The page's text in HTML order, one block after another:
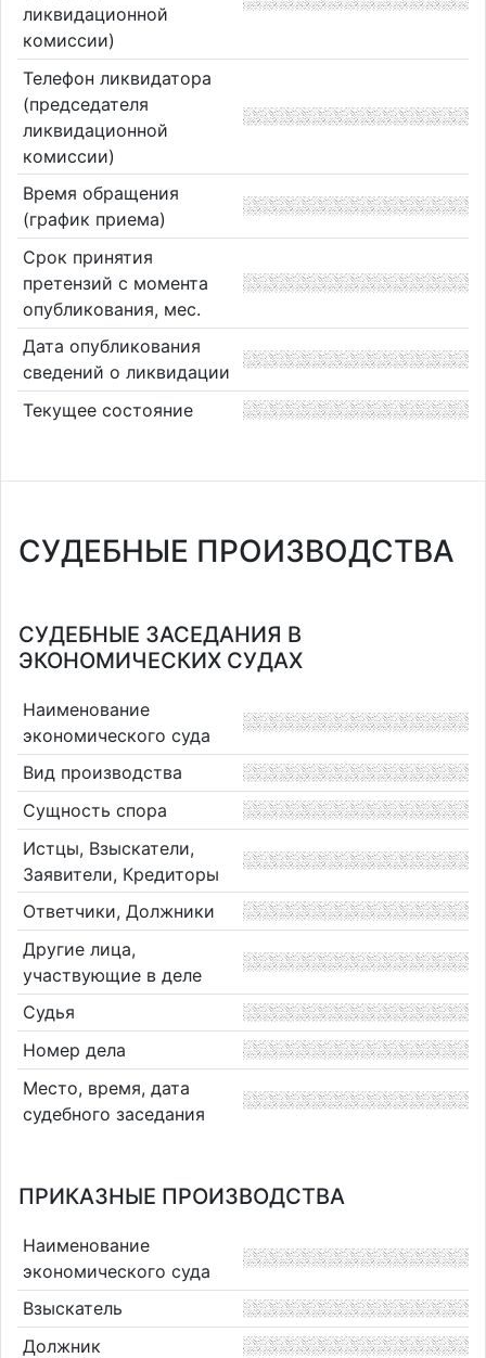
ликвидационной
комиссии)
Телефон ликвидатора
(председателя
ликвидационной
комиссии)
Время обращения
(график приема)
Срок принятия
претензий с момента
опубликования, мес.
Дата опубликования
сведений о ликвидации
Текущее состояние
СУДЕБНЫЕ ПРОИЗВОДСТВА
СУДЕБНЫЕ ЗАСЕДАНИЯ В
ЭКОНОМИЧЕСКИХ СУДАХ
Наименование
экономического суда
Вид производства
Сущность спора
Истцы, Взыскатели,
Заявители, Кредиторы
Ответчики, Должники
Другие лица,
участвующие в деле
Судья
Номер дела
Место, время, дата
судебного заседания
ПРИКАЗНЫЕ ПРОИЗВОДСТВА
Наименование
экономического суда
Взыскатель
Должник